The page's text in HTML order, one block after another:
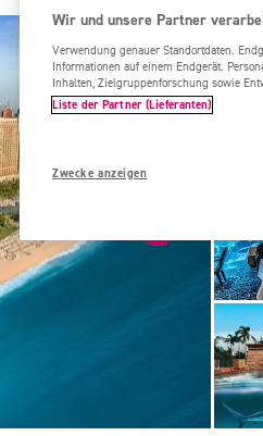
Wir und unsere Partner
Verwendung genauer Standortdaten.
Informationen auf einem Endgerät.
Inhalten, Zielgruppenforschung sowie
Liste der Partner (Lieferanten)
Zwecke anzeigen